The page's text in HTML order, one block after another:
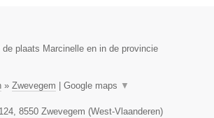
de plaats Marcinelle en in de provincie
» Zwevegem Google maps ▼
, 8550 Zwevegem (West-Vlaanderen)